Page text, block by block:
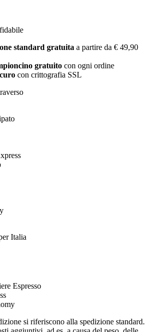
standard gratuita a partire da € 49,90
gratuito con ogni ordine
con crittografia SSL
Italia
si riferiscono alla spedizione standard.